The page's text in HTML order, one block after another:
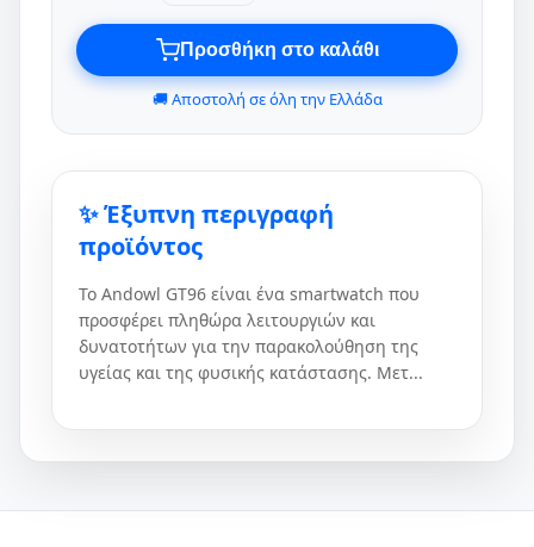
Προσθήκη στο καλάθι
🚚 Αποστολή σε όλη την Ελλάδα
✨ Έξυπνη περιγραφή
προϊόντος
Το Andowl GT96 είναι ένα smartwatch που
προσφέρει πληθώρα λειτουργιών και
δυνατοτήτων για την παρακολούθηση της
υγείας και της φυσικής κατάστασης. Μετ...